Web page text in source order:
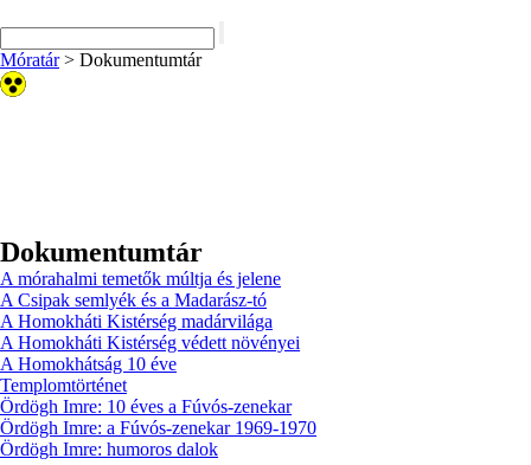
Móratár> Dokumentumtár
Dokumentumtár
A mórahalmi temetők múltja és jelene
A Csipak semlyék és a Madarász-tó
A Homokháti Kistérség madárvilága
A Homokháti Kistérség védett növényei
A Homokhátság 10 éve
Templomtörténet
Ördögh Imre: 10 éves a Fúvós-zenekar
Ördögh Imre: a Fúvós-zenekar 1969-1970
Ördögh Imre: humoros dalok